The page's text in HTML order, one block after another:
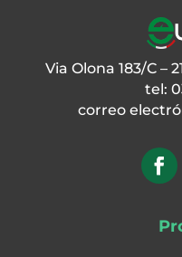
Via Olona 183/C –
tel:
correo